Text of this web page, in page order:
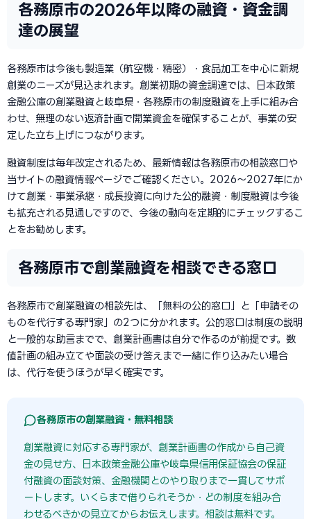
各務原市の2026年以降の融資・資金調
達の展望
各務原市は今後も製造業（航空機・精密）・食品加工を中心に新規
創業のニーズが見込まれます。創業初期の資金調達では、日本政策
金融公庫の創業融資と岐阜県・各務原市の制度融資を上手に組み合
わせ、無理のない返済計画で開業資金を確保することが、事業の安
定した立ち上げにつながります。
融資制度は毎年改定されるため、最新情報は各務原市の相談窓口や
当サイトの融資情報ページでご確認ください。2026〜2027年にか
けて創業・事業承継・成長投資に向けた公的融資・制度融資は今後
も拡充される見通しですので、今後の動向を定期的にチェックするこ
とをお勧めします。
各務原市で創業融資を相談できる窓口
各務原市で創業融資の相談先は、「無料の公的窓口」と「申請その
ものを代行する専門家」の2つに分かれます。公的窓口は制度の説明
と一般的な助言までで、創業計画書は自分で作るのが前提です。数
値計画の組み立てや面談の受け答えまで一緒に作り込みたい場合
は、代行を使うほうが早く確実です。
各務原市の創業融資・無料相談
創業融資に対応する専門家が、創業計画書の作成から自己資
金の見せ方、日本政策金融公庫や岐阜県信用保証協会の保証
付融資の面談対策、金融機関とのやり取りまで一貫してサポ
ートします。いくらまで借りられそうか・どの制度を組み合
わせるべきかの見立てからお伝えします。相談は無料です。